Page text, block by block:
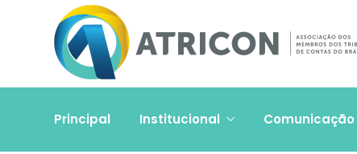
Principal Institucional Comunicação